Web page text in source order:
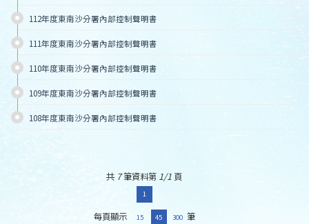
112年度東南沙分署內部控制聲明書
111年度東南沙分署內部控制聲明書
110年度東南沙分署內部控制聲明書
109年度東南沙分署內部控制聲明書
108年度東南沙分署內部控制聲明書
共 7筆資料第 1/1 頁
1
每頁顯示 15 45 300 筆